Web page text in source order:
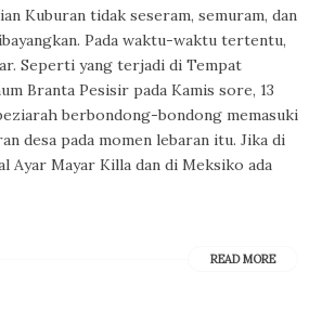
Kuburan tidak seseram, semuram, dan
Pada waktu-waktu tertentu,
Seperti yang terjadi di Tempat
Branta Pesisir pada Kamis sore, 13
berbondong-bondong memasuki
desa pada momen lebaran itu. Jika di
Ayar Mayar Killa dan di Meksiko ada
READ MORE